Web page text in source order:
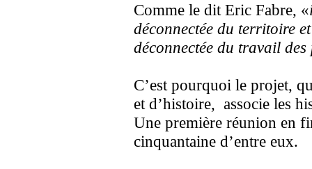
Comme le dit Eric Fabre, «
déconnectée du territoire
déconnectée du travail des
C’est pourquoi le projet,
et d’histoire, associe les
Une première réunion en
cinquantaine d’entre eux.